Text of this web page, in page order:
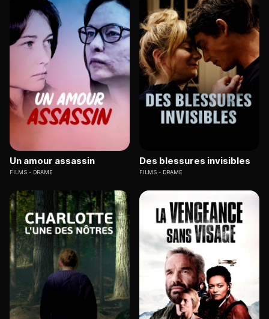
Un amour assassin
FILMS DRAME
Des blessures invisibles
FILMS DRAME